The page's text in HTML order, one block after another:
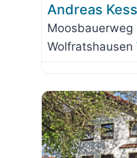
Andreas
Moosbauerweg
Wolfratshausen